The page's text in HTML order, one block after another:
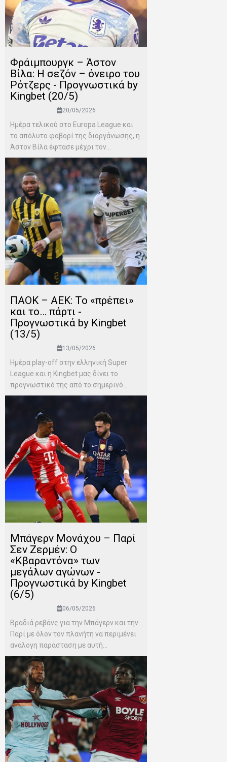
Φράιμπουργκ – Άστον
Βίλα: Η σεζόν – όνειρο του
Ρότζερς - Προγνωστικά by
Kingbet (20/5)
20/05/2026
Ημέρα τελικού στο Europa League και
το απόλυτο φαβορί της διοργάνωσης, η
Άστον Βίλα έφτασε μέχρι τον...
ΠΑΟΚ – ΑΕΚ: Το «πρέπει»
και το… πάρτι -
Προγνωστικά by Kingbet
(13/5)
13/05/2026
Ημέρα play-off στην ελληνική Super
League και η Kingbet μας δίνει το
προγνωστικό της από το σημερινό...
Μπάγερν Μονάχου – Παρί
Σεν Ζερμέν: Ο
«Κβαραντόνα» των
μεγάλων αγώνων -
Προγνωστικά by Kingbet
(6/5)
06/05/2026
Βραδιά ρεβάνς για την Μπάγερν και την
Παρί με όλον τον πλανήτη να περιμένει
ανάλογη παράσταση με αυτή...